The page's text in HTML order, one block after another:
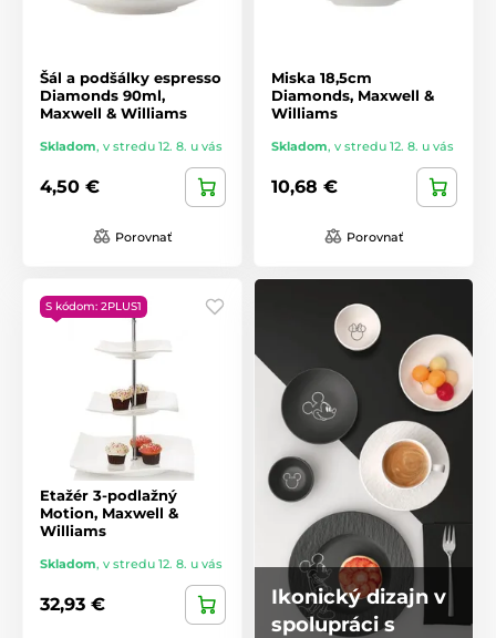
Šál a podšálky espresso
Diamonds 90ml,
Maxwell & Williams
Skladom, v stredu 12. 8. u vás
4,50 €
Porovnať
Miska 18,5cm
Diamonds, Maxwell &
Williams
Skladom, v stredu 12. 8. u vás
10,68 €
Porovnať
S kódom: 2PLUS1
Etažér 3-podlažný
Motion, Maxwell &
Williams
Skladom, v stredu 12. 8. u vás
32,93 €
Ikonický dizajn v
spolupráci s